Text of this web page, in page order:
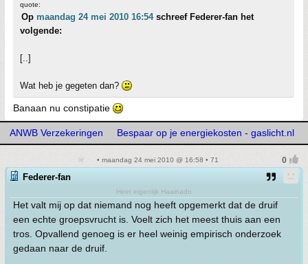
quote:
Op maandag 24 mei 2010 16:54schreef Federer-fan het
volgende:
[..]
Wat heb je gegeten dan?
Banaan nu constipatie
ANWB Verzekeringen Bespaar op je energiekosten - gaslicht.nl
• maandag 24 mei 2010 @ 16:58 • 71
Federer-fan
Heet eigenlijk Haainado
Het valt mij op dat niemand nog heeft opgemerkt dat de druif
een echte groepsvrucht is. Voelt zich het meest thuis aan een
tros. Opvallend genoeg is er heel weinig empirisch onderzoek
gedaan naar de druif.